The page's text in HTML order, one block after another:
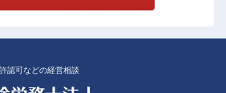
認可などの経営相談